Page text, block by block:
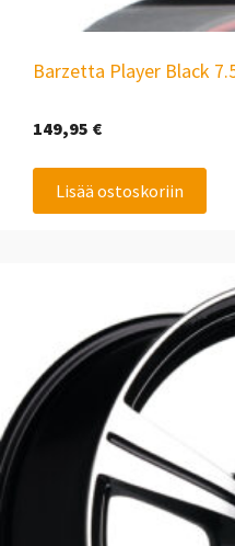
Barzetta Player Black
149,95 €
Lisää ostoskoriin